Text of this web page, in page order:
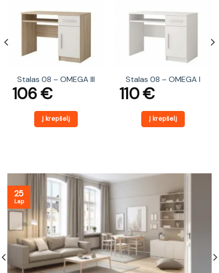
Stalas 08 – OMEGA III
106€
Į krepšelį
Stalas 08 – OMEGA I
110€
Į krepšelį
25
Lap